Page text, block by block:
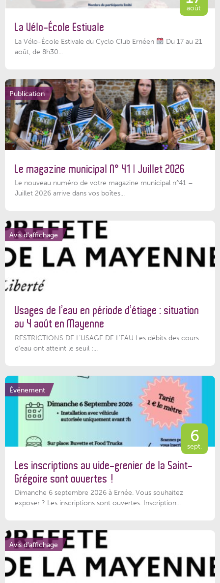
août
La Vélo-École Estivale
La Vélo-École Estivale du Cyclo Club Ernéen
Du 17 au 21
août, de 8h30...
Publication
Le magazine municipal N° 41 | Juillet 2026
Le nouveau numéro de votre magazine municipal n°41 –
Juillet 2026 arrive dans vos boîtes...
Avis d'affichage
Usages de l’eau en période d’étiage : situation
au 4 août en Mayenne
RESTRICTIONS DE L’USAGE DE L’EAU Les débits des cours
d'eau ont atteint le seuil :...
Événement
6
sept.
Les inscriptions au vide-grenier de la Saint-
Grégoire sont ouvertes !
Dimanche 6 septembre 2026 à Ernée. Vous souhaitez
exposer ? Les inscriptions sont ouvertes. Inscription...
Avis d'affichage